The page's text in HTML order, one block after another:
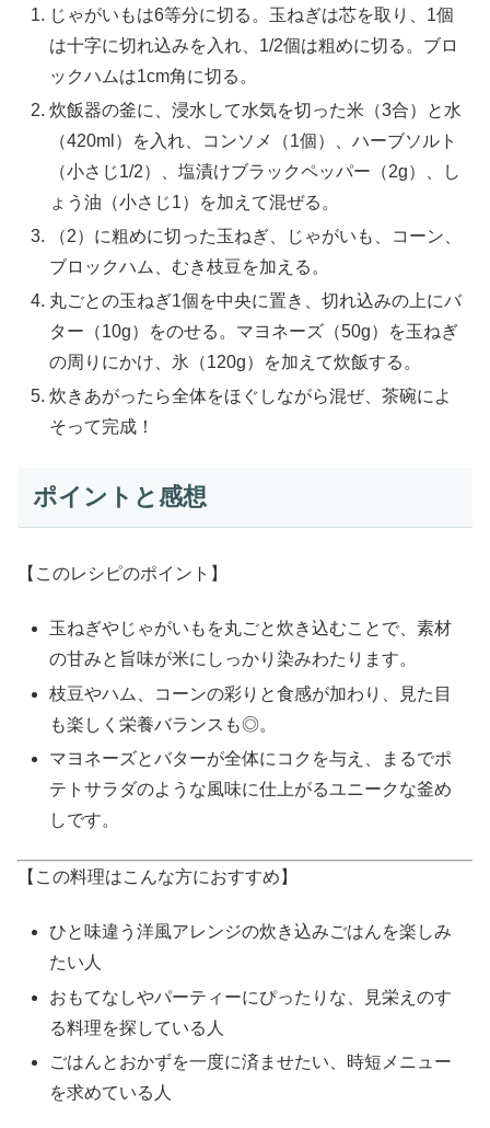
じゃがいもは6等分に切る。玉ねぎは芯を取り、1個
は十字に切れ込みを入れ、1/2個は粗めに切る。ブロ
ックハムは1cm角に切る。
炊飯器の釜に、浸水して水気を切った米（3合）と水
（420ml）を入れ、コンソメ（1個）、ハーブソルト
（小さじ1/2）、塩漬けブラックペッパー（2g）、し
ょう油（小さじ1）を加えて混ぜる。
（2）に粗めに切った玉ねぎ、じゃがいも、コーン、
ブロックハム、むき枝豆を加える。
丸ごとの玉ねぎ1個を中央に置き、切れ込みの上にバ
ター（10g）をのせる。マヨネーズ（50g）を玉ねぎ
の周りにかけ、氷（120g）を加えて炊飯する。
炊きあがったら全体をほぐしながら混ぜ、茶碗によ
そって完成！
ポイントと感想
【このレシピのポイント】
玉ねぎやじゃがいもを丸ごと炊き込むことで、素材
の甘みと旨味が米にしっかり染みわたります。
枝豆やハム、コーンの彩りと食感が加わり、見た目
も楽しく栄養バランスも◎。
マヨネーズとバターが全体にコクを与え、まるでポ
テトサラダのような風味に仕上がるユニークな釜め
しです。
【この料理はこんな方におすすめ】
ひと味違う洋風アレンジの炊き込みごはんを楽しみ
たい人
おもてなしやパーティーにぴったりな、見栄えのす
る料理を探している人
ごはんとおかずを一度に済ませたい、時短メニュー
を求めている人